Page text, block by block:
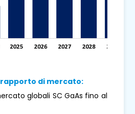
di mercato:
globali SC GaAs fino al